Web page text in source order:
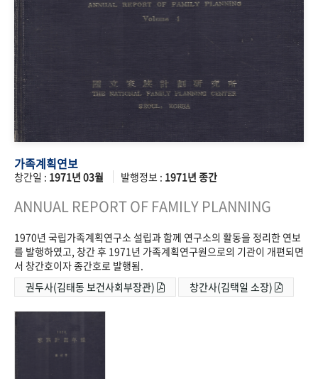
가족계획연보
창간일 : 1971년 03월 발행정보 : 1971년 종간
ANNUAL REPORT OF FAMILY PLANNING
1970년 국립가족계획연구소 설립과 함께 연구소의 활동을 정리한 연보
를 발행하였고, 창간 후 1971년 가족계획연구원으로의 기관이 개편되면
서 창간호이자 종간호로 발행됨.
권두사(김태동 보건사회부장관)
창간사(김택일 소장)